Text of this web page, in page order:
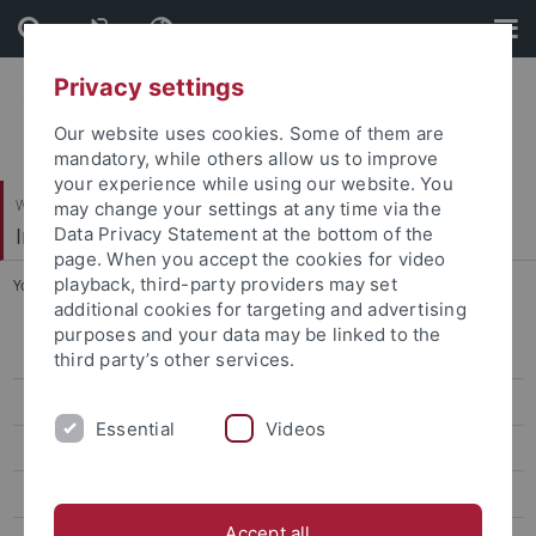
Skip
to
content
Skip
to
footer
Wirtschafts- und Sozialwissenschaftliche Fakultät
Institut für Politikwissenschaft
You are here: Startseite ... Tübinger Arbeitspapiere
Team
Forschungsprojekte
Privacy settings
Our website uses cookies. Some of them are
mandatory, while others allow us to improve
your experience while using our website. You
may change your settings at any time via the
Data Privacy Statement at the bottom of the
page. When you accept the cookies for video
playback, third-party providers may set
additional cookies for targeting and advertising
purposes and your data may be linked to the
third party’s other services.
Essential Videos